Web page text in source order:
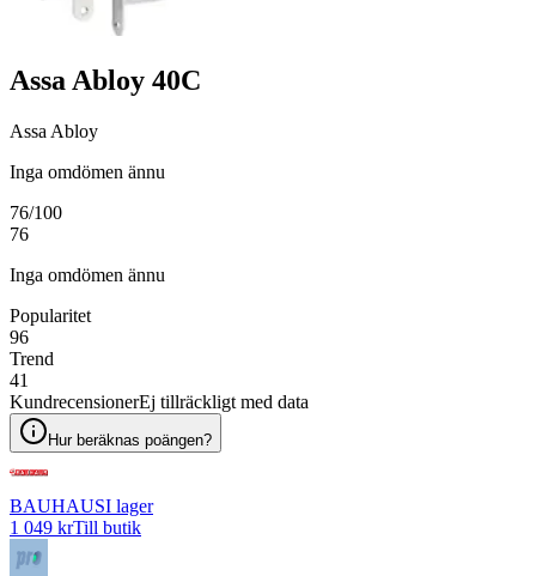
Assa Abloy 40C
Assa Abloy
Inga omdömen ännu
76/100
76
Inga omdömen ännu
Popularitet
96
Trend
41
KundrecensionerEj tillräckligt med data
Hur beräknas poängen?
BAUHAUSI lager
1 049 krTill butik